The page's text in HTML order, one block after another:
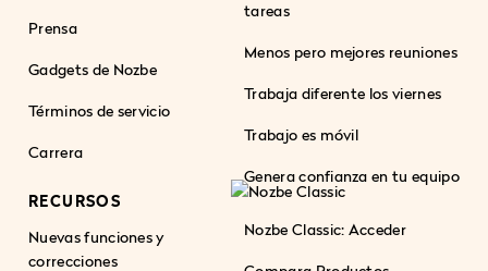
Prensa
Gadgets de Nozbe
Términos de servicio
Carrera
tareas
Menos pero mejores reuniones
Trabaja diferente los viernes
Trabajo es móvil
Genera confianza en tu equipo
RECURSOS
Nuevas funciones y
correcciones
Nozbe Classic: Acceder